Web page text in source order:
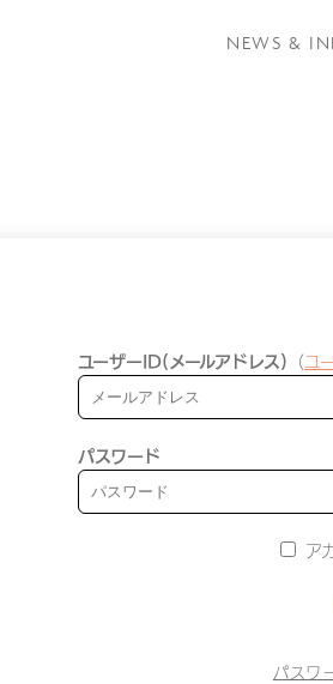
NEWS &
ユーザーID(メールアドレス) （ ユ
パスワード
ア
パスワ